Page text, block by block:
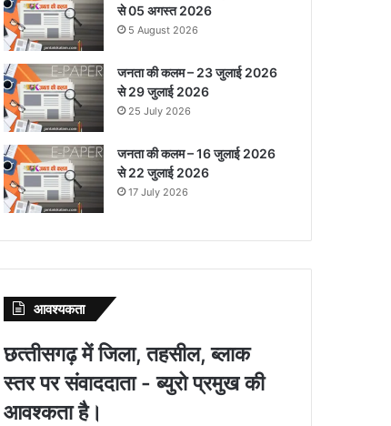
से 05 अगस्त 2026
5 August 2026
जनता की कलम – 23 जुलाई 2026
से 29 जुलाई 2026
25 July 2026
जनता की कलम – 16 जुलाई 2026
से 22 जुलाई 2026
17 July 2026
आवश्‍यकता
छत्‍तीसगढ़ में जिला, तहसील, ब्‍लाक
स्‍तर पर संवाददाता - ब्‍युरो प्रमुख की
आवश्‍कता है।